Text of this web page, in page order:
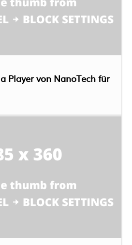
Player von NanoTech für